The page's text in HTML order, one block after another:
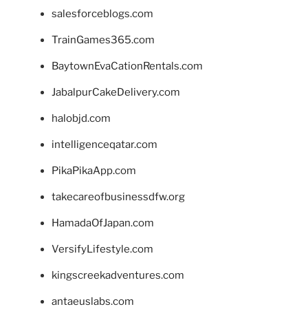
salesforceblogs.com
TrainGames365.com
BaytownEvaCationRentals.com
JabalpurCakeDelivery.com
halobjd.com
intelligenceqatar.com
PikaPikaApp.com
takecareofbusinessdfw.org
HamadaOfJapan.com
VersifyLifestyle.com
kingscreekadventures.com
antaeuslabs.com